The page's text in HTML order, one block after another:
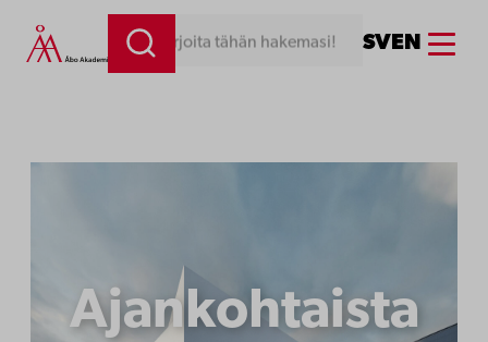
Siirry
sisältöön
Kirjoita tähän hakemasi! SVEN Menu
Ajankohtaista